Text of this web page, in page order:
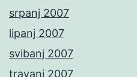
srpanj 2007
lipanj 2007
svibanj 2007
travanj 2007